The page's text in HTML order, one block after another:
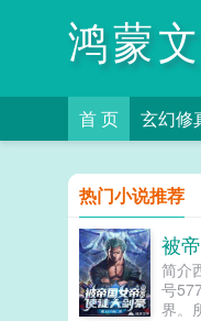
鸿蒙
首 页 玄幻修
热门小说推荐
简介
号
界。